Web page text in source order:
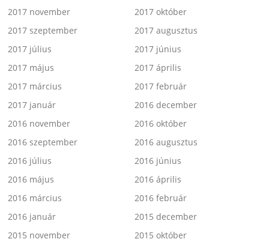
2017 november
2017 október
2017 szeptember
2017 augusztus
2017 július
2017 június
2017 május
2017 április
2017 március
2017 február
2017 január
2016 december
2016 november
2016 október
2016 szeptember
2016 augusztus
2016 július
2016 június
2016 május
2016 április
2016 március
2016 február
2016 január
2015 december
2015 november
2015 október